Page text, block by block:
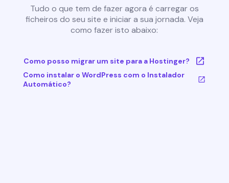
Tudo o que tem de fazer agora é carregar os
ficheiros do seu site e iniciar a sua jornada. Veja
como fazer isto abaixo:
Como posso migrar um site para a Hostinger?
Como instalar o WordPress com o Instalador
Automático?